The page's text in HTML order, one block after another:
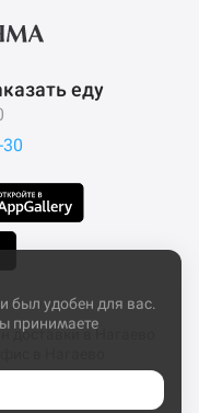
еду
в Нагаево
в Нагаево
был удобен для вас.
принимаете